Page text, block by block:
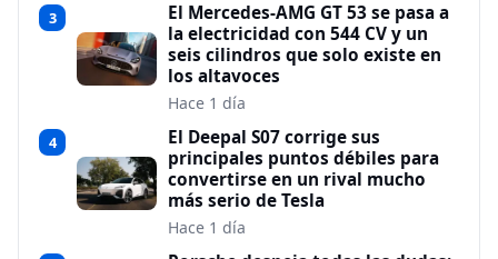
3
El Mercedes-AMG GT 53 se pasa a
la electricidad con 544 CV y un
seis cilindros que solo existe en
los altavoces
Hace 1 día
4
El Deepal S07 corrige sus
principales puntos débiles para
convertirse en un rival mucho
más serio de Tesla
Hace 1 día